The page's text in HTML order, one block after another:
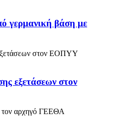
γερμανική βάση με
εξετάσεων στον